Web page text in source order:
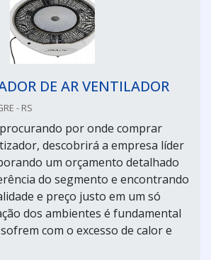
DE AR VENTILADOR
- RS
por onde comprar
descobrirá a empresa líder
um orçamento detalhado
do segmento e encontrando
e preço justo em um só
dos ambientes é fundamental
com o excesso de calor e